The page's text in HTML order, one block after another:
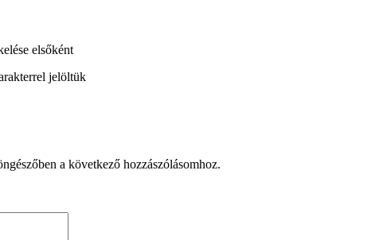
elsőként
jelöltük
a következő hozzászólásomhoz.